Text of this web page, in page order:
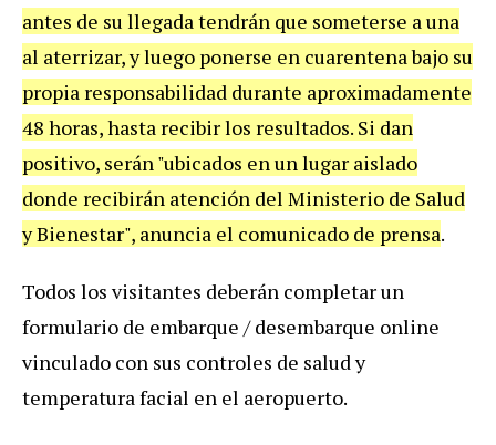
antes de su llegada tendrán que someterse a una
al aterrizar, y luego ponerse en cuarentena bajo su
propia responsabilidad durante aproximadamente
48 horas, hasta recibir los resultados. Si dan
positivo, serán "ubicados en un lugar aislado
donde recibirán atención del Ministerio de Salud
y Bienestar", anuncia el comunicado de prensa.
Todos los visitantes deberán completar un
formulario de embarque / desembarque online
vinculado con sus controles de salud y
temperatura facial en el aeropuerto.